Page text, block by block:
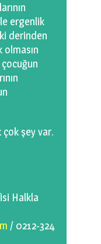
ergenlik
ki derinden
olmasın
çok şey var.
Halkla
/ 0212-324